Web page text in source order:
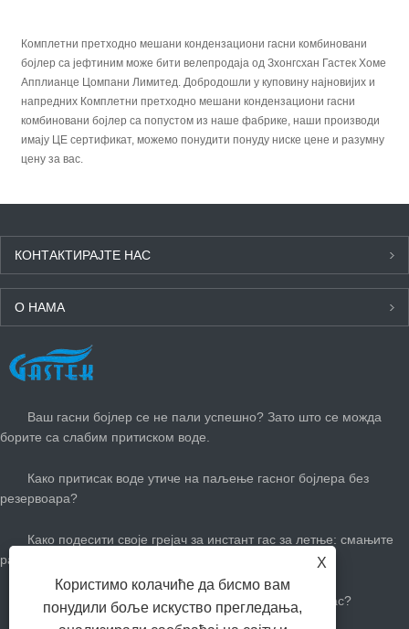
Комплетни претходно мешани кондензациони гасни комбиновани
бојлер са јефтиним може бити велепродаја од Зхонгсхан Гастек Хоме
Апплианце Цомпани Лимитед. Добродошли у куповину најновијих и
напредних Комплетни претходно мешани кондензациони гасни
комбиновани бојлер са попустом из наше фабрике, наши производи
имају ЦЕ сертификат, можемо понудити понуду ниске цене и разумну
цену за вас.
КОНТАКТИРАЈТЕ НАС
О НАМА
НАЈНОВИЈЕ ВЕСТИ
Ваш гасни бојлер се не пали успешно? Зато што се можда
борите са слабим притиском воде.
Како притисак воде утиче на паљење гасног бојлера без
резервоара?
Како подесити своје грејач за инстант гас за летње: смањите
рачуне за гас и останите цоол
Колико вам је потребан велики бој топле воде за гас?
X
Користимо колачиће да бисмо вам
понудили боље искуство прегледања,